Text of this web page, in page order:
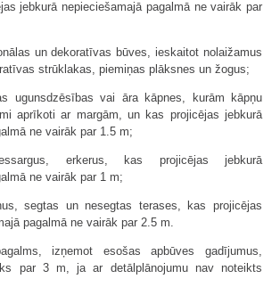
jebkurā nepieciešamajā pagalmā ne vairāk par
un dekoratīvas būves, ieskaitot nolaižamus
strūklakas, piemiņas plāksnes un žogus;
ugunsdzēsības vai āra kāpnes, kurām kāpņu
aprīkoti ar margām, un kas projicējas jebkurā
ne vairāk par 1.5 m;
erkerus, kas projicējas jebkurā
ne vairāk par 1 m;
segtas un nesegtas terases, kas projicējas
pagalmā ne vairāk par 2.5 m.
izņemot esošas apbūves gadījumus,
par 3 m, ja ar detālplānojumu nav noteikts